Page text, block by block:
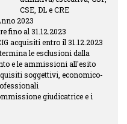
CSE, DL e CRE
2023
fino al 31.12.2023
acquisiti entro il 31.12.2023
le esclusioni dalla
e le ammissioni all'esito
soggettivi, economico-
giudicatrice e i